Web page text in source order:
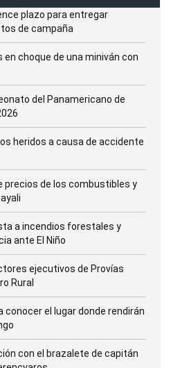
plazo para entregar
de campaña
en choque de una miniván con
del Panamericano de
heridos a causa de accidente
precios de los combustibles y
a incendios forestales y
ante El Niño
ejecutivos de Provías
Rural
conocer el lugar donde rendirán
con el brazalete de capitán